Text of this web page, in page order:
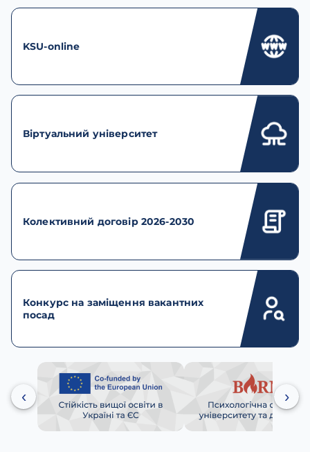
KSU-online
Віртуальний університет
Колективний договір 2026-2030
Конкурс на заміщення вакантних
посад
‹ ›